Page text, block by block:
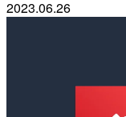
2023.06.26